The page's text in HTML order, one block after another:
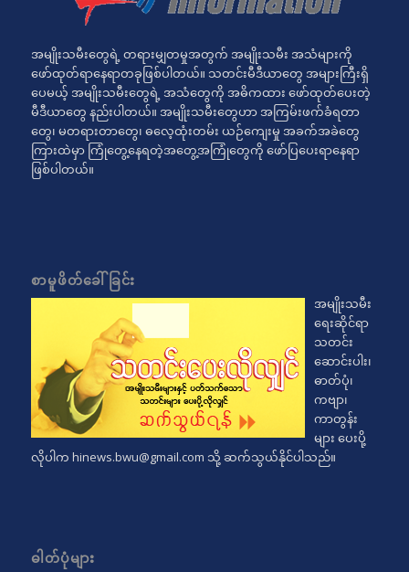
အမျိုးသမီးတွေရဲ့ တရားမျှတမှုအတွက် အမျိုးသမီး အသံများကို
ဖော်ထုတ်ရာနေရာတခုဖြစ်ပါတယ်။ သတင်းမီဒီယာတွေ အများကြီးရှိ
ပေမယ့် အမျိုးသမီးတွေရဲ့ အသံတွေကို အဓိကထား ဖော်ထုတ်ပေးတဲ့
မီဒီယာတွေ နည်းပါတယ်။ အမျိုးသမီးတွေဟာ အကြမ်းဖက်ခံရတာ
တွေ၊ မတရားတာတွေ၊ ဓလေ့ထုံးတမ်း ယဉ်ကျေးမှု အခက်အခဲတွေ
ကြားထဲမှာ ကြုံတွေ့နေရတဲ့အတွေ့အကြုံတွေကို ဖော်ပြပေးရာနေရာ
ဖြစ်ပါတယ်။
စာမူဖိတ်ခေါ်ခြင်း
အမျိုးသမီး
ရေးဆိုင်ရာ
သတင်း
ဆောင်းပါး၊
ဓာတ်ပုံ၊
ကဗျာ၊
ကာတွန်း
များ ပေးပို့
လိုပါက hinews.bwu@gmail.com သို့ ဆက်သွယ်နိုင်ပါသည်။
ဓါတ်ပုံများ